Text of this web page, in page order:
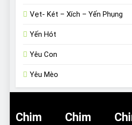
Vẹt- Két – Xích – Yến Phụng
Yến Hót
Yêu Con
Yêu Mèo
Chim
Chim